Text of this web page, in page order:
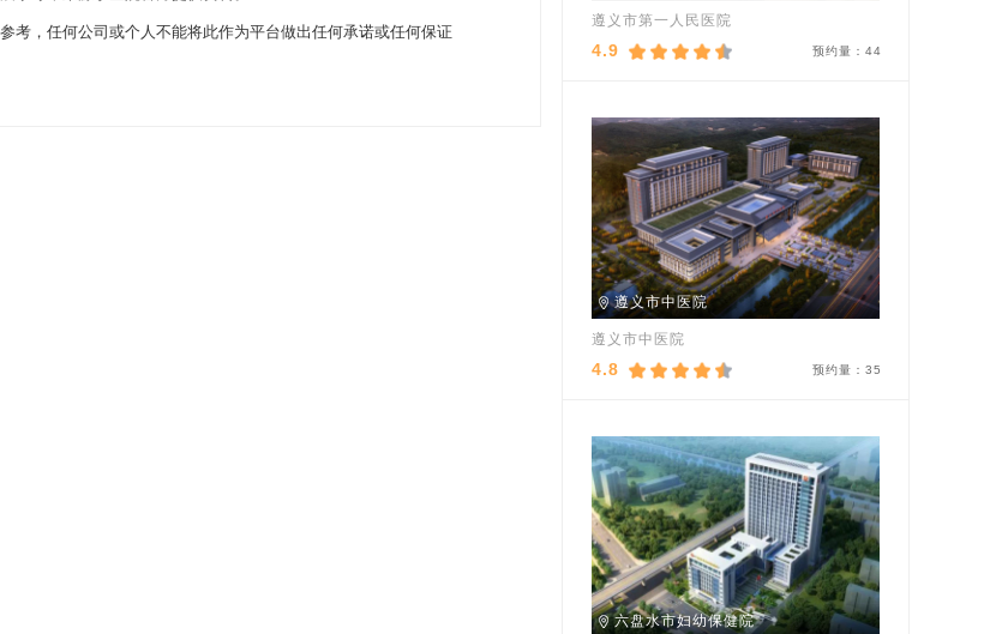
考，任何公司或个人不能将此作为平台做出任何承诺或任何保证
遵义市第一人民医院
4.9 预约量：44
遵义市中医院
遵义市中医院
4.8 预约量：35
六盘水市妇幼保健院